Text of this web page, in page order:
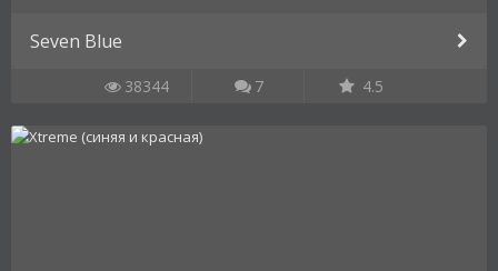
Seven Blue
38344 7 4.5